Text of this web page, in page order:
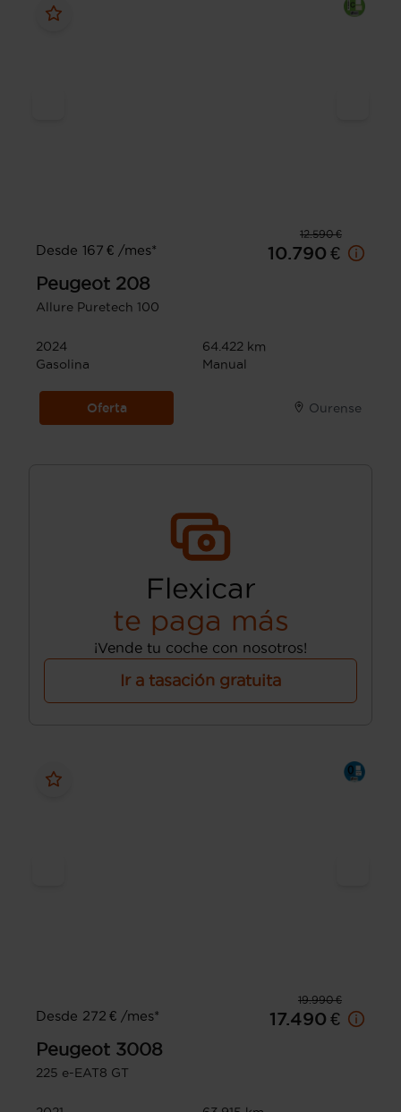
12.590 €
Desde 167 € /mes*
10.790 €
Peugeot 208
Allure Puretech 100
2024
64.422 km
Gasolina
Manual
Oferta Ourense
Flexicar
te paga más
¡Vende tu coche con nosotros!
Ir a tasación gratuita
19.990 €
Desde 272 € /mes*
17.490 €
Peugeot 3008
225 e-EAT8 GT